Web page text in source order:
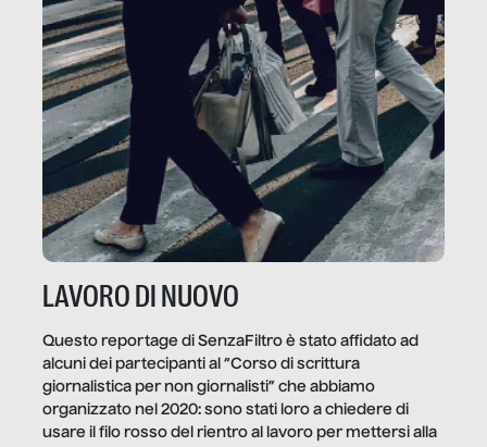
LAVORO DI NUOVO
Questo reportage di SenzaFiltro è stato affidato ad
alcuni dei partecipanti al “Corso di scrittura
giornalistica per non giornalisti” che abbiamo
organizzato nel 2020: sono stati loro a chiedere di
usare il filo rosso del rientro al lavoro per mettersi alla